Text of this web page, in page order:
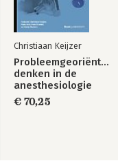
Christiaan Keijzer
Probleemgeoriënteerd
denken in de
anesthesiologie
€ 70,25